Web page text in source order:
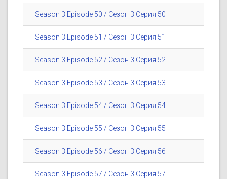
Season 3 Episode 50 / Сезон 3 Серия 50
Season 3 Episode 51 / Сезон 3 Серия 51
Season 3 Episode 52 / Сезон 3 Серия 52
Season 3 Episode 53 / Сезон 3 Серия 53
Season 3 Episode 54 / Сезон 3 Серия 54
Season 3 Episode 55 / Сезон 3 Серия 55
Season 3 Episode 56 / Сезон 3 Серия 56
Season 3 Episode 57 / Сезон 3 Серия 57